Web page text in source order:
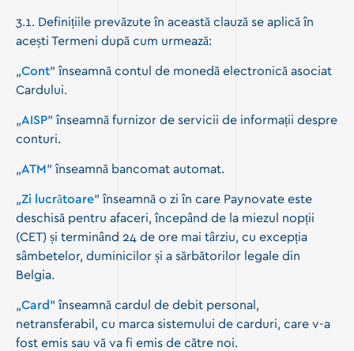
3.1. Definițiile prevăzute în această clauză se aplică în
acești Termeni după cum urmează:
„Cont” înseamnă contul de monedă electronică asociat
Cardului.
„AISP” înseamnă furnizor de servicii de informații despre
conturi.
„ATM” înseamnă bancomat automat.
„Zi lucrătoare” înseamnă o zi în care Paynovate este
deschisă pentru afaceri, începând de la miezul nopții
(CET) și terminând 24 de ore mai târziu, cu excepția
sâmbetelor, duminicilor și a sărbătorilor legale din
Belgia.
„Card” înseamnă cardul de debit personal,
netransferabil, cu marca sistemului de carduri, care v-a
fost emis sau vă va fi emis de către noi.